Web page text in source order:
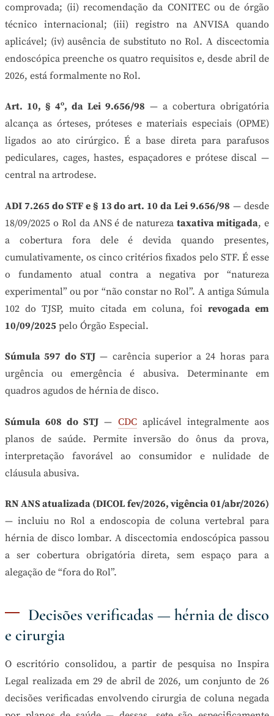
comprovada; (ii) recomendação da CONITEC ou de órgão
técnico internacional; (iii) registro na ANVISA quando
aplicável; (iv) ausência de substituto no Rol. A discectomia
endoscópica preenche os quatro requisitos e, desde abril de
2026, está formalmente no Rol.
Art. 10, § 4º, da Lei 9.656/98 — a cobertura obrigatória
alcança as órteses, próteses e materiais especiais (OPME)
ligados ao ato cirúrgico. É a base direta para parafusos
pediculares, cages, hastes, espaçadores e prótese discal —
central na artrodese.
ADI 7.265 do STF e § 13 do art. 10 da Lei 9.656/98 — desde
18/09/2025 o Rol da ANS é de naturezataxativa mitigada, e
a cobertura fora dele é devida quando presentes,
cumulativamente, os cinco critérios fixados pelo STF. É esse
o fundamento atual contra a negativa por “natureza
experimental” ou por “não constar no Rol”. A antiga Súmula
102 do TJSP, muito citada em coluna, foi revogada em
10/09/2025 pelo Órgão Especial.
Súmula 597 do STJ— carência superior a 24 horas para
urgência ou emergência é abusiva. Determinante em
quadros agudos de hérnia de disco.
Súmula 608 do STJ — CDCaplicável integralmente aos
planos de saúde. Permite inversão do ônus da prova,
interpretação favorável ao consumidor e nulidade de
cláusula abusiva.
RN ANS atualizada (DICOL fev/2026, vigência 01/abr/2026)
— incluiu no Rol a endoscopia de coluna vertebral para
hérnia de disco lombar. A discectomia endoscópica passou
a ser cobertura obrigatória direta, sem espaço para a
alegação de “fora do Rol”.
Decisões verificadas — hérnia de disco
e cirurgia
O escritório consolidou, a partir de pesquisa no Inspira
Legal realizada em 29 de abril de 2026, um conjunto de 26
decisões verificadas envolvendo cirurgia de coluna negada